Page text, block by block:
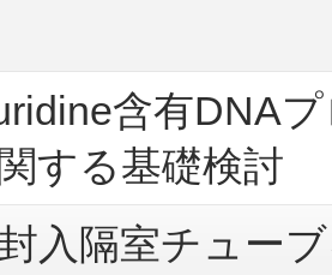
含有DNA
する基礎検討
入隔室チュー